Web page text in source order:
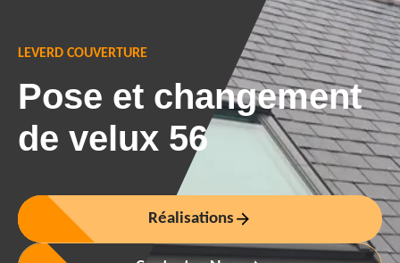
LEVERD COUVERTURE
Pose et changement
de velux 56
Réalisations